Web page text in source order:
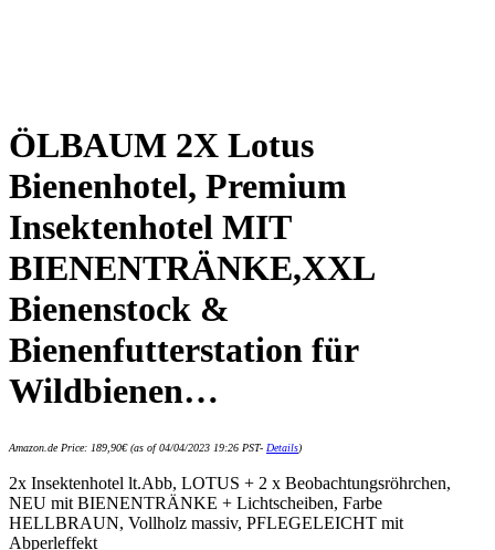
ÖLBAUM 2X Lotus
Bienenhotel, Premium
Insektenhotel MIT
BIENENTRÄNKE,XXL
Bienenstock &
Bienenfutterstation für
Wildbienen…
Amazon.de Price: 189,90€(as of 04/04/2023 19:26 PST- Details)
2x Insektenhotel lt.Abb, LOTUS + 2 x Beobachtungsröhrchen,
NEU mit BIENENTRÄNKE + Lichtscheiben, Farbe
HELLBRAUN, Vollholz massiv, PFLEGELEICHT mit
Abperleffekt